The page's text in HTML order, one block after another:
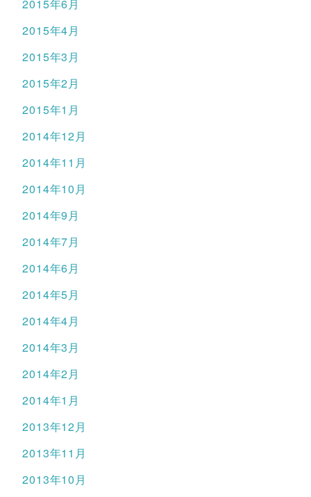
2015年6月
2015年4月
2015年3月
2015年2月
2015年1月
2014年12月
2014年11月
2014年10月
2014年9月
2014年7月
2014年6月
2014年5月
2014年4月
2014年3月
2014年2月
2014年1月
2013年12月
2013年11月
2013年10月